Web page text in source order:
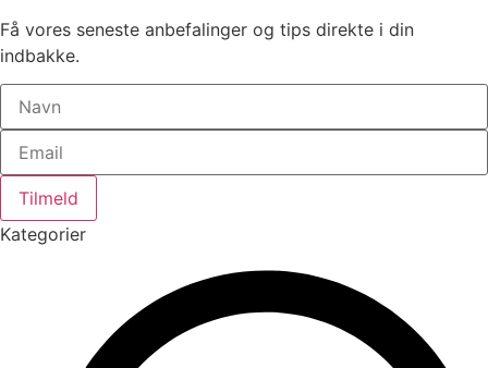
Få vores seneste anbefalinger og tips direkte i din
indbakke.
Tilmeld
Kategorier